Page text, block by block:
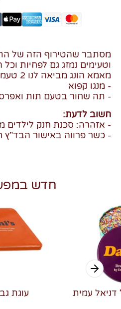
מסתבר שהטירוף הזה של
וטעימים נמזג גם לפחיות
מאמא הונג מביאה לנו 2 טעמים כיפיים:
- מנגו קפוא
- תה שחור בטעם תות
חשוב לדעת:
- אזהרה: סכנת חנק לילדים
- כשר פרווה באישור
חדש
עוגת דניאל עמית